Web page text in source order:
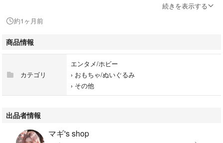
#LEGEND
#オールドレゴ
#復刻版
#ミニフィギュア
#人形セット
#レア
#キャッスル
続きを表示する
約1ヶ月前
商品情報
カテゴリ
エンタメ/ホビー
› おもちゃ/ぬいぐるみ
› その他
出品者情報
マギ's shop